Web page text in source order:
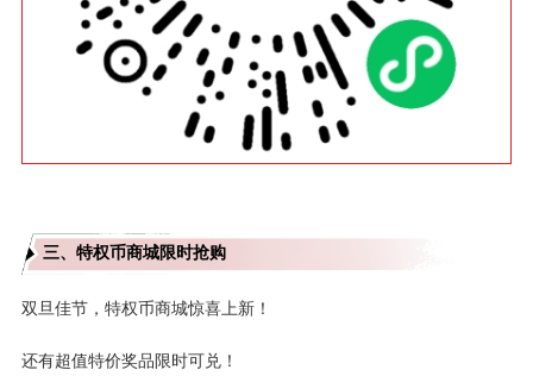
三、特权币商城限时抢购
双旦佳节，特权币商城惊喜上新！
还有超值特价奖品限时可兑！